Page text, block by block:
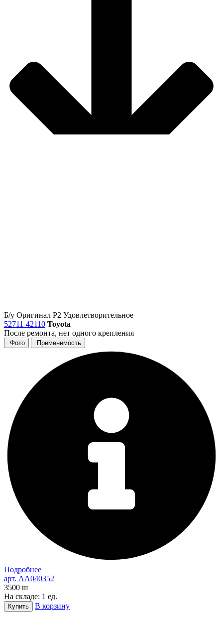
Б/у Оригинал Р2 Удовлетворительное
52711-42110 Toyota
После ремонта, нет одного крепления
Фото Применимость
Подробнее
арт. AA040352
3500 ш
На складе: 1 ед.
Купить В корзину